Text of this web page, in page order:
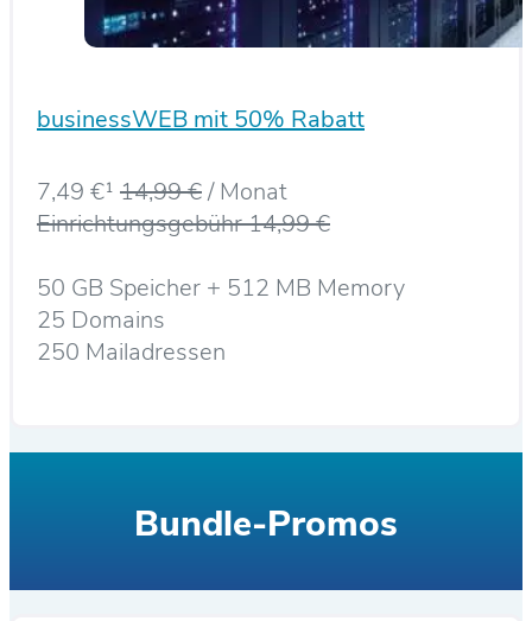
businessWEB mit 50% Rabatt
7,49 €¹ 14,99 €/ Monat
Einrichtungsgebühr 14,99 €
50 GB Speicher + 512 MB Memory
25 Domains
250 Mailadressen
Bundle-Promos